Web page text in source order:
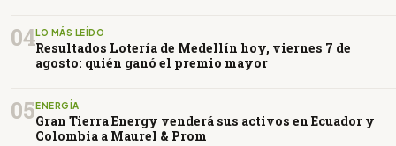
04LO MÁS LEÍDO
Resultados Lotería de Medellín hoy, viernes 7 de
agosto: quién ganó el premio mayor
05 ENERGÍA
Gran Tierra Energy venderá sus activos en Ecuador y
Colombia a Maurel & Prom